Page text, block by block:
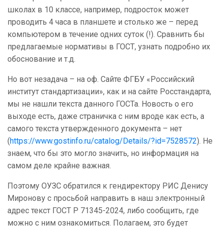
школах в 10 классе, например, подросток может
проводить 4 часа в планшете и столько же – перед
компьютером в течение одних суток (!). Сравнить бы
предлагаемые нормативы в ГОСТ, узнать подробно их
обоснование и т.д.
Но вот незадача – на оф. Сайте ФГБУ «Российский
институт стандартизации», как и на сайте Росстандарта,
мы не нашли текста данного ГОСТа. Новость о его
выходе есть, даже страничка с ним вроде как есть, а
самого текста утвержденного документа – нет
(https://www.gostinfo.ru/catalog/Details/?id=7528572). Не
знаем, что бы это могло значить, но информация на
самом деле крайне важная.
Поэтому ОУЗС обратился к гендиректору РИС Денису
Миронову с просьбой направить в наш электронный
адрес текст ГОСТ Р 71345-2024, либо сообщить, где
можно с ним ознакомиться. Полагаем, это будет